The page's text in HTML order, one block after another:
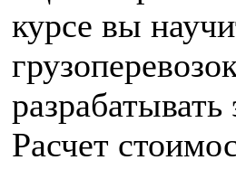
курсе вы
Расчет